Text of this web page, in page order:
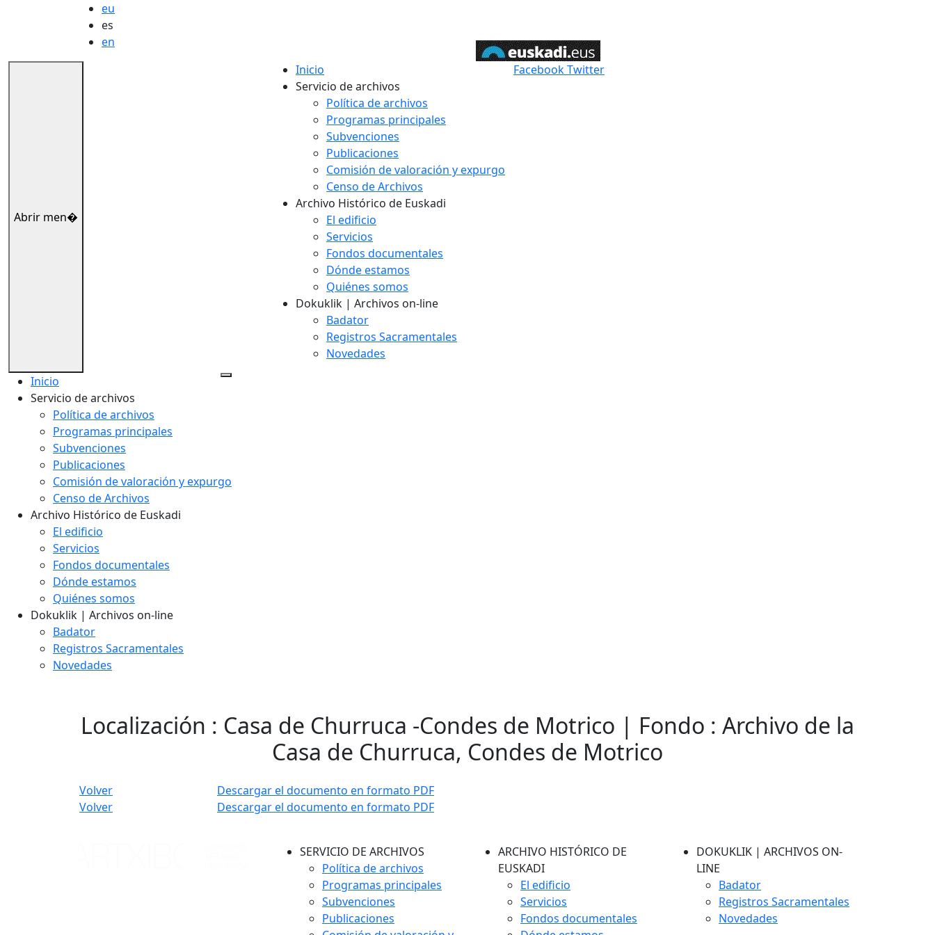
eu
es
en
Abrir men�
Inicio
Servicio de archivos
Política de archivos
Programas principales
Subvenciones
Publicaciones
Comisión de valoración y expurgo
Censo de Archivos
Archivo Histórico de Euskadi
El edificio
Servicios
Fondos documentales
Dónde estamos
Quiénes somos
Dokuklik | Archivos on-line
Badator
Registros Sacramentales
Novedades
FacebookTwitter
Inicio
Servicio de archivos
Política de archivos
Programas principales
Subvenciones
Publicaciones
Comisión de valoración y expurgo
Censo de Archivos
Archivo Histórico de Euskadi
El edificio
Servicios
Fondos documentales
Dónde estamos
Quiénes somos
Dokuklik | Archivos on-line
Badator
Registros Sacramentales
Novedades
Localización : Casa de Churruca -Condes de Motrico | Fondo : Archivo de la
Casa de Churruca, Condes de Motrico
Volver
Descargar el documento en formato PDF
Volver
Descargar el documento en formato PDF
SERVICIO DE ARCHIVOS
Política de archivos
Programas principales
Subvenciones
Publicaciones
ARCHIVO HISTÓRICO DE
EUSKADI
El edificio
Servicios
Fondos documentales
DOKUKLIK | ARCHIVOS ON-
LINE
Badator
Registros Sacramentales
Novedades